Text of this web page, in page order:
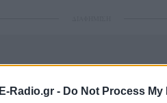
E-Radio.gr - Do Not Process